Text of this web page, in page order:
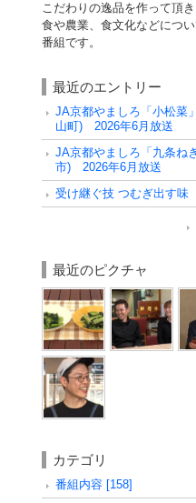
こだわりの逸品を作って頂
食や農業、食文化などにつ
番組です。
最近のエントリー
JA京都やましろ「小松菜
山町) 2026年6月放送
JA京都やましろ「九条ね
市) 2026年6月放送
受け継ぐ技 つむぎ出す味
最近のピクチャ
カテゴリ
番組内容 [158]